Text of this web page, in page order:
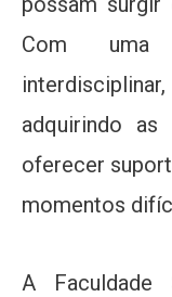
Com uma
adquirindo as
oferecer
momentos
A Faculdade